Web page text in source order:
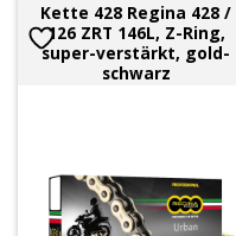
Kette 428 Regina 428 /
126 ZRT 146L, Z-Ring,
super-verstärkt, gold-
schwarz